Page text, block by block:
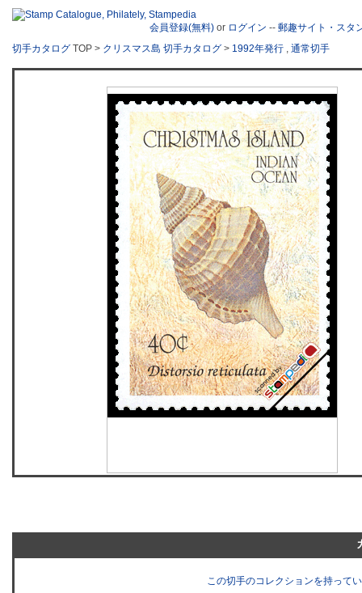
会員登録(無料) or ログイン -- 郵趣サイト・スタ
切手カタログ TOP > クリスマス島 切手カタログ > 1992年発行 , 通常切手
この切手のコレクションを持って